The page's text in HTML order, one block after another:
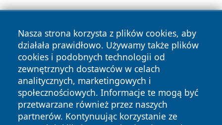
Nasza strona korzysta z plików cookies, aby
działała prawidłowo. Używamy także plików
cookies i podobnych technologii od
zewnętrznych dostawców w celach
analitycznych, marketingowych i
społecznościowych. Informacje te mogą być
przetwarzane również przez naszych
partnerów. Kontynuując korzystanie ze
Copyright © 2026 myslowicki24.pl Wszystkie prawa
zastrzeżone.
News Autorzy
Polityka
Polityka